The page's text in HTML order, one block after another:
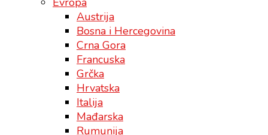
Austrija
Bosna i Hercegovina
Crna Gora
Francuska
Grčka
Hrvatska
Italija
Mađarska
Rumunija